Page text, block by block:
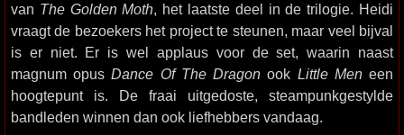
van The Golden Moth, het laatste deel in de trilogie. Heidi
vraagt de bezoekers het project te steunen, maar veel bijval
is er niet. Er is wel applaus voor de set, waarin naast
magnum opusDance Of The Dragon ook Little Meneen
hoogtepunt is. De fraai uitgedoste, steampunkgestylde
bandleden winnen dan ook liefhebbers vandaag.